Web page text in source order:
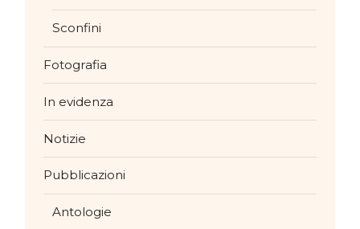
Sconfini
Fotografia
In evidenza
Notizie
Pubblicazioni
Antologie